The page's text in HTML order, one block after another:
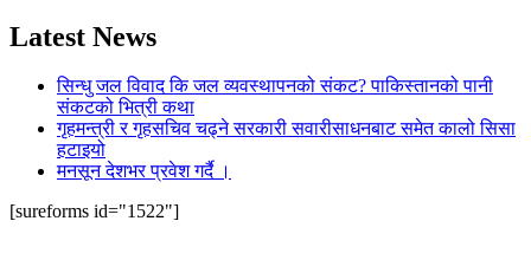
Latest News
सिन्धु जल विवाद कि जल व्यवस्थापनको संकट? पाकिस्तानको पानी
संकटको भित्री कथा
गृहमन्त्री र गृहसचिव चढ्ने सरकारी सवारीसाधनबाट समेत कालो सिसा
हटाइयो
मनसून देशभर प्रवेश गर्दै ।
[sureforms id="1522"]